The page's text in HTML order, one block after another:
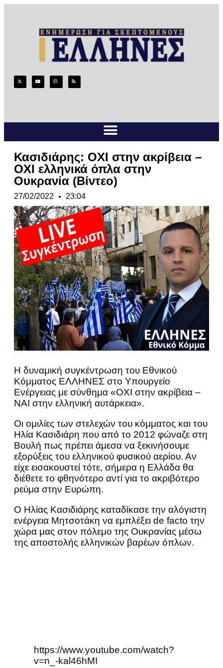
Κασιδιάρης: ΟΧΙ στην ακρίβεια –
ΟΧΙ ελληνικά όπλα στην
Ουκρανία (Βίντεο)
27/02/2022 23:04
Η δυναμική συγκέντρωση του Εθνικού
Κόμματος ΕΛΛΗΝΕΣ στο Υπουργείο
Ενέργειας με σύνθημα «ΟΧΙ στην ακρίβεια –
ΝΑΙ στην ελληνική αυτάρκεια».
Οι ομιλίες των στελεχών του κόμματος και του
Ηλία Κασιδιάρη που από το 2012 φώναζε στη
Βουλή πως πρέπει άμεσα να ξεκινήσουμε
εξορύξεις του ελληνικού φυσικού αερίου. Αν
είχε εισακουστεί τότε, σήμερα η Ελλάδα θα
διέθετε το φθηνότερο αντί για το ακριβότερο
ρεύμα στην Ευρώπη.
Ο Ηλίας Κασιδιάρης καταδίκασε την αλόγιστη
ενέργεια Μητσοτάκη να εμπλέξει de facto την
χώρα μας στον πόλεμο της Ουκρανίας μέσω
της αποστολής ελληνικών βαρέων όπλων.
https://www.youtube.com/watch?
v=n_-kal46hMI